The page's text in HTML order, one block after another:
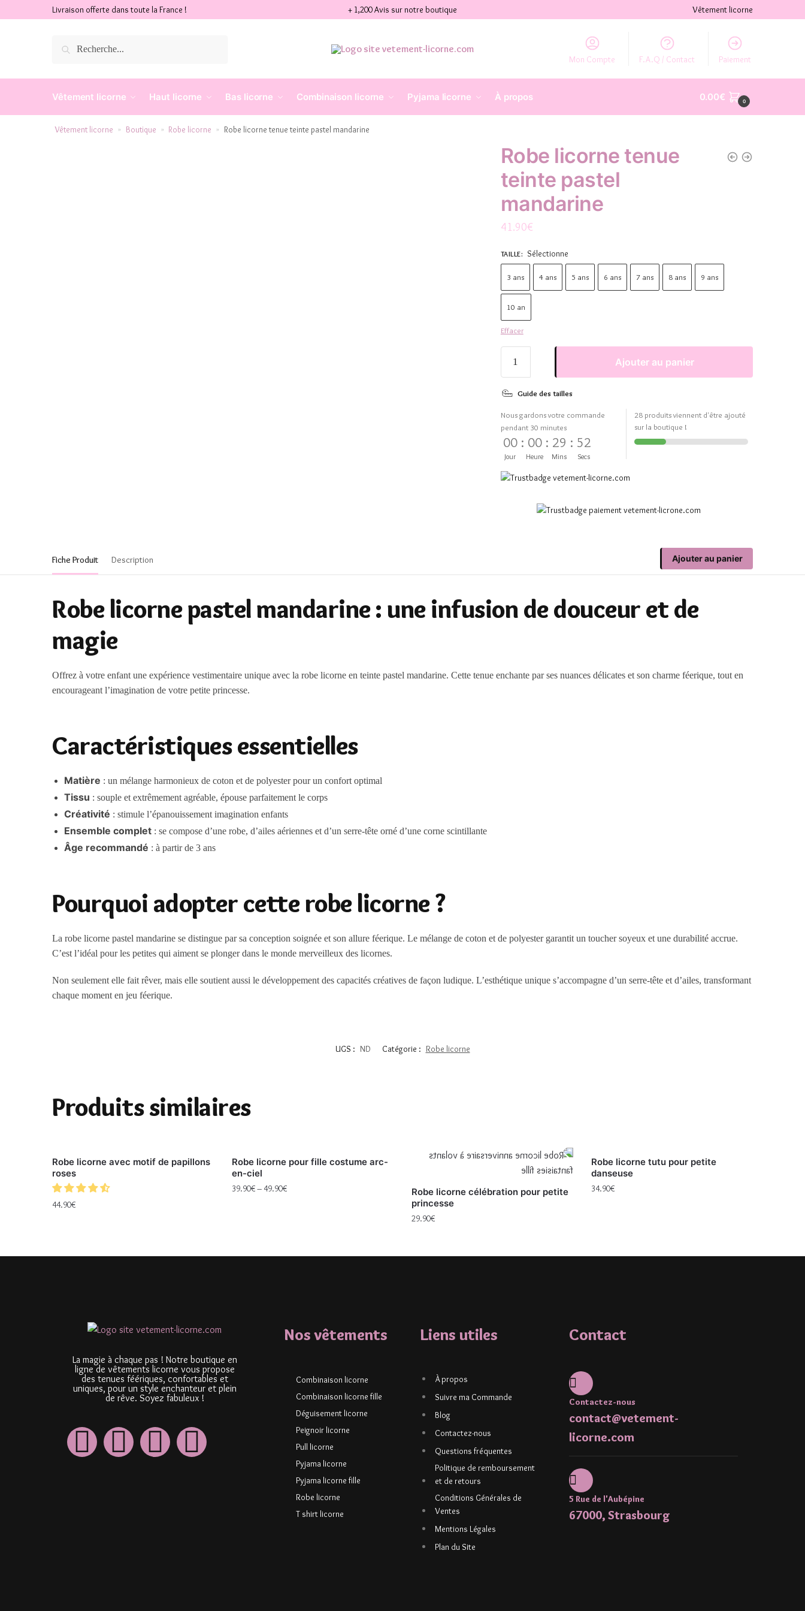
Livraison offerte dans toute la France ! + 1,200 Avis sur notre boutique Vêtement licorne
Recherche Mon Compte F.A.Q / Contact Paiement
Vêtement licorne Haut licorne Bas licorne Combinaison licorne Pyjama licorne À propos 0.00€ 0
Vêtement licorne » Boutique » Robe licorne » Robe licorne tenue teinte pastel mandarine
Robe licorne tenue
teinte pastel
mandarine
41.90€
TAILLE: Sélectionne
3 ans 4 ans 5 ans 6 ans 7 ans 8 ans 9 ans
10 an
Effacer
Ajouter au panier
Guide des tailles
Nous gardons votre commande
pendant 30 minutes
00
Jour
: 00
Heure
: 29
Mins
: 51
Secs
28 produits viennent d'être ajouté
sur la boutique !
Fiche Produit Description Ajouter au panier
Robe licorne pastel mandarine : une infusion de douceur et de
magie
Offrez à votre enfant une expérience vestimentaire unique avec la robe licorne en teinte pastel mandarine. Cette tenue enchante par ses nuances délicates et son charme féerique, tout en
encourageant l’imagination de votre petite princesse.
Caractéristiques essentielles
Matière : un mélange harmonieux de coton et de polyester pour un confort optimal
Tissu : souple et extrêmement agréable, épouse parfaitement le corps
Créativité : stimule l’épanouissement imagination enfants
Ensemble complet : se compose d’une robe, d’ailes aériennes et d’un serre-tête orné d’une corne scintillante
Âge recommandé : à partir de 3 ans
Pourquoi adopter cette robe licorne ?
La robe licorne pastel mandarine se distingue par sa conception soignée et son allure féerique. Le mélange de coton et de polyester garantit un toucher soyeux et une durabilité accrue.
C’est l’idéal pour les petites qui aiment se plonger dans le monde merveilleux des licornes.
Non seulement elle fait rêver, mais elle soutient aussi le développement des capacités créatives de façon ludique. L’esthétique unique s’accompagne d’un serre-tête et d’ailes, transformant
chaque moment en jeu féerique.
UGS : ND Catégorie : Robe licorne
Produits similaires
Robe licorne avec motif de papillons
roses
44.90€
Robe licorne pour fille costume arc-
en-ciel
39.90€– 49.90€
Robe licorne célébration pour petite
princesse
29.90€
Robe licorne tutu pour petite
danseuse
34.90€
La magie à chaque pas ! Notre boutique en
ligne de vêtements licorne vous propose
des tenues féériques, confortables et
uniques, pour un style enchanteur et plein
de rêve. Soyez fabuleux !
Nos vêtements
Combinaison licorne
Combinaison licorne fille
Déguisement licorne
Peignoir licorne
Pull licorne
Pyjama licorne
Pyjama licorne fille
Robe licorne
T shirt licorne
Liens utiles
À propos
Suivre ma Commande
Blog
Contactez-nous
Questions fréquentes
Politique de remboursement
et de retours
Conditions Générales de
Ventes
Mentions Légales
Plan du Site
Contact
Contactez-nous
contact@vetement-
licorne.com
5 Rue de l'Aubépine
67000, Strasbourg